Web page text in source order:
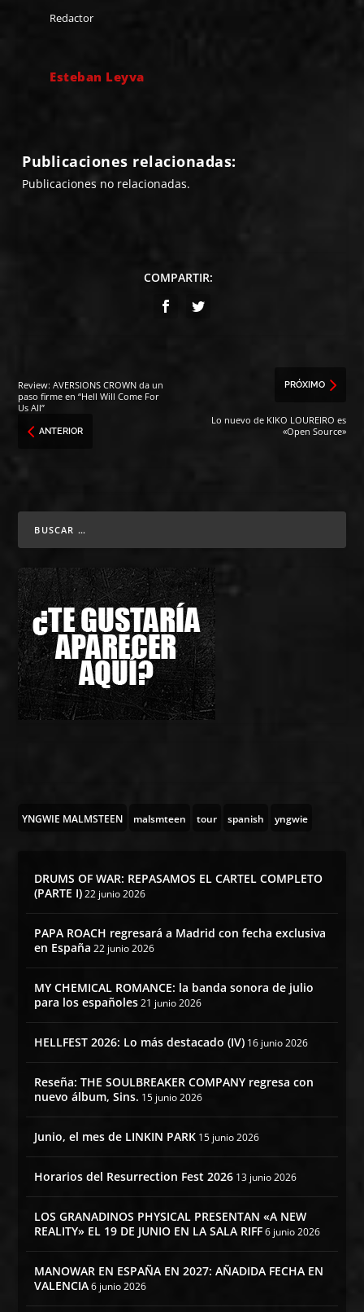
Redactor
Esteban Leyva
Publicaciones relacionadas:
Publicaciones no relacionadas.
COMPARTIR:
Review: AVERSIONS CROWN da un
paso firme en “Hell Will Come For
Us All”
ANTERIOR
PRÓXIMO
Lo nuevo de KIKO LOUREIRO es
«Open Source»
YNGWIE MALMSTEEN malsmteen tour spanish yngwie
DRUMS OF WAR: REPASAMOS EL CARTEL COMPLETO
(PARTE I) 22 junio 2026
PAPA ROACH regresará a Madrid con fecha exclusiva
en España 22 junio 2026
MY CHEMICAL ROMANCE: la banda sonora de julio
para los españoles 21 junio 2026
HELLFEST 2026: Lo más destacado (IV) 16 junio 2026
Reseña: THE SOULBREAKER COMPANY regresa con
nuevo álbum, Sins. 15 junio 2026
Junio, el mes de LINKIN PARK 15 junio 2026
Horarios del Resurrection Fest 2026 13 junio 2026
LOS GRANADINOS PHYSICAL PRESENTAN «A NEW
REALITY» EL 19 DE JUNIO EN LA SALA RIFF 6 junio 2026
MANOWAR EN ESPAÑA EN 2027: AÑADIDA FECHA EN
VALENCIA 6 junio 2026